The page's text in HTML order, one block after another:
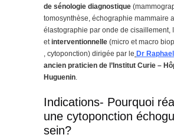
de sénologie diagnostique
tomosynthèse, échographie mammaire
élastographie par onde de cisaillement,
etinterventionnelle (micro et macro
, cytoponction) dirigée par le Dr
ancien praticien de l’Institut Curie –
Huguenin.
Indications- Pourquoi
une cytoponction
sein?